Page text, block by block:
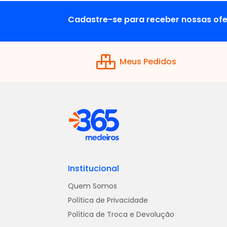
Cadastre-se para receber nossas
Meus Pedidos
Institucional
Quem Somos
Política de Privacidade
Política de Troca e Devolução